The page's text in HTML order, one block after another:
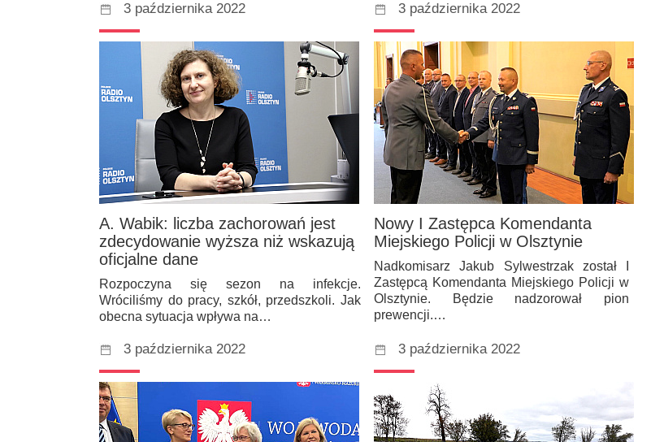
3 października 2022
A. Wabik: liczba zachorowań jest
zdecydowanie wyższa niż wskazują
oficjalne dane
Rozpoczyna się sezon na infekcje.
Wróciliśmy do pracy, szkół, przedszkoli. Jak
obecna sytuacja wpływa na…
3 października 2022
Nowy I Zastępca Komendanta
Miejskiego Policji w Olsztynie
Nadkomisarz Jakub Sylwestrzak został I
Zastępcą Komendanta Miejskiego Policji w
Olsztynie. Będzie nadzorował pion
prewencji.…
3 października 2022 3 października 2022